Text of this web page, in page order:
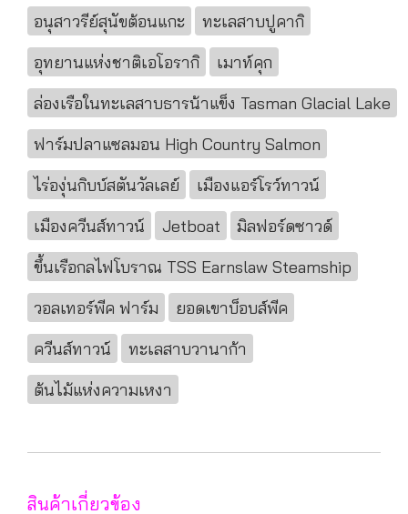
อนุสาวรีย์สุนัขต้อนแกะ
ทะเลสาบปูคากิ
อุทยานแห่งชาติเอโอรากิ
เมาท์คุก
ล่องเรือในทะเลสาบธารน้าแข็ง Tasman Glacial Lake
ฟาร์มปลาแซลมอน High Country Salmon
ไร่องุ่นกิบบ์สตันวัลเลย์
เมืองแอร์โรว์ทาวน์
เมืองควีนส์ทาวน์
Jetboat
มิลฟอร์ดซาวด์
ขึ้นเรือกลไฟโบราณ TSS Earnslaw Steamship
วอลเทอร์พีค ฟาร์ม
ยอดเขาบ็อบส์พีค
ควีนส์ทาวน์
ทะเลสาบวานาก้า
ต้นไม้แห่งความเหงา
สินค้าเกี่ยวข้อง